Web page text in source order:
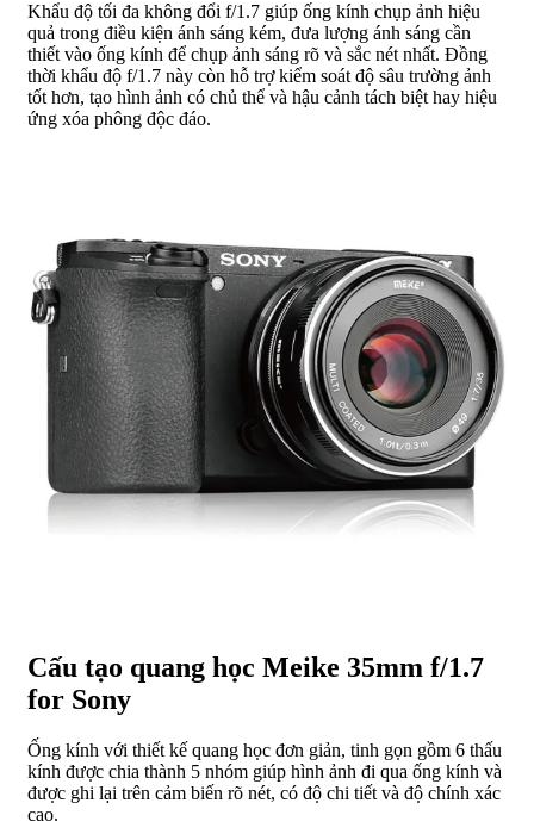
Khẩu độ tối đa không đổi f/1.7 giúp ống kính chụp ảnh hiệu
quả trong điều kiện ánh sáng kém, đưa lượng ánh sáng cần
thiết vào ống kính để chụp ảnh sáng rõ và sắc nét nhất. Đồng
thời khẩu độ f/1.7 này còn hỗ trợ kiểm soát độ sâu trường ảnh
tốt hơn, tạo hình ảnh có chủ thể và hậu cảnh tách biệt hay hiệu
ứng xóa phông độc đáo.
Cấu tạo quang học Meike 35mm f/1.7
for Sony
Ống kính với thiết kế quang học đơn giản, tinh gọn gồm 6 thấu
kính được chia thành 5 nhóm giúp hình ảnh đi qua ống kính và
được ghi lại trên cảm biến rõ nét, có độ chi tiết và độ chính xác
cao.